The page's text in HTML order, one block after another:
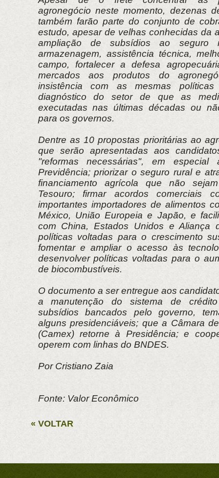
agronegócio neste momento, dezenas
também farão parte do conjunto de
estudo, apesar de velhas conhecidas da
ampliação de subsídios ao seguro
armazenagem, assistência técnica,
campo, fortalecer a defesa
mercados aos produtos do
insistência com as mesmas
diagnóstico do setor de que as
executadas nas últimas décadas ou
para os governos.
Dentre as 10 propostas prioritárias ao
que serão apresentadas aos
"reformas necessárias", em
Previdência; priorizar o seguro rural e
financiamento agrícola que não
Tesouro; firmar acordos comerciais
importantes importadores de alimentos
México, União Europeia e Japão, e
com China, Estados Unidos e Aliança
políticas voltadas para o crescimento
fomentar e ampliar o acesso às
desenvolver políticas voltadas para o
de biocombustíveis.
O documento a ser entregue aos
a manutenção do sistema de
subsídios bancados pelo governo,
alguns presidenciáveis; que a Câmara
(Camex) retorne à Presidência; e
operem com linhas do BNDES.
Por Cristiano Zaia
Fonte: Valor Econômico
« VOLTAR